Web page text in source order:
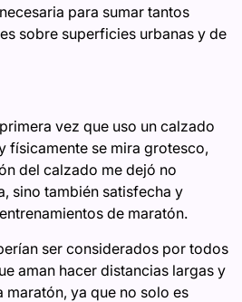
para sumar tantos
sobre superficies urbanas y de
vez que uso un calzado
físicamente se mira grotesco,
del calzado me dejó no
sino también satisfecha y
de maratón.
ser considerados por todos
aman hacer distancias largas y
maratón, ya que no solo es